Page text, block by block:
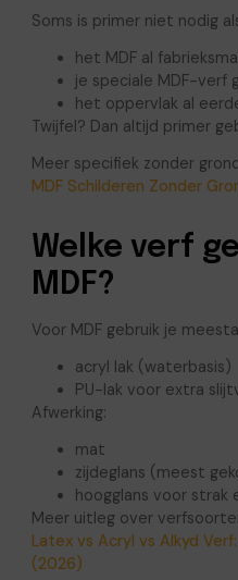
Soms is primer niet nodig
het MDF al
je speciale MDF-verf
het oppervlak al
Twijfel? Dan altijd primer
Meer specifiek zonder
MDF Schilderen Zonder
Welke verf
MDF?
Voor MDF gebruik je
acryl lak (waterbasis)
PU-lak voor extra
Afwerking:
mat
zijdeglans (meest
hoogglans voor strak
Meer uitleg over
Latex vs Acryl vs Alkyd
(2026)